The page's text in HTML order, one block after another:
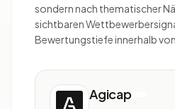
sondern nach thematischer
sichtbaren
Bewertungstiefe innerhalb von
Agicap